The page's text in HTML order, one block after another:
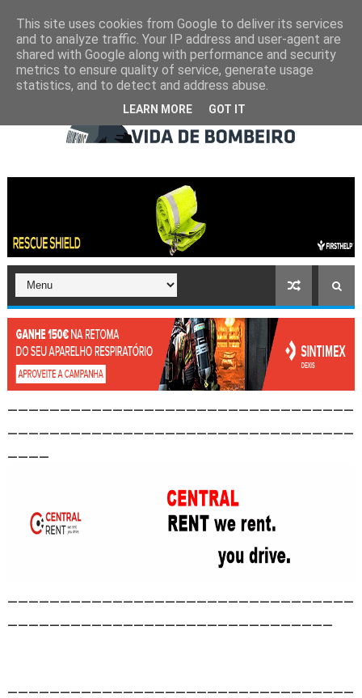
This site uses cookies from Google to deliver its services
and to analyze traffic. Your IP address and user-agent are
shared with Google along with performance and security
metrics to ensure quality of service, generate usage
statistics, and to detect and address abuse.
LEARN MORE GOT IT